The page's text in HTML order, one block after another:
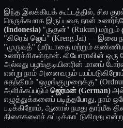
இந்த இலக்கியக் கூட்டத்தில், சில
நெருக்கமாக இருப்பதை நான்
(Indonesia) "ருகுன்" (Rukun) மற்றும்
"கிரெங் ஜெய்" (Kreng Jai) — இவை
"முருவத்" (மரியாதை மற்றும்
உணர்ச்சிகள்தான். லியோராவின் ஒரு
அல்லது பழங்குடியினரின் மானப்
என்று நாம் அனைவரும்
சுதந்திரம் "ஒழுங்குமுறைக்கு"
அளிக்கப்படும் ஜெர்மன் (German)
எழுத்துக்களைப் படித்தபோது, நாம்
படிக்கிறோம், ஆனால் நமது தார்மீக
திசைகளைச் சுட்டிக்காட்டுகிறது